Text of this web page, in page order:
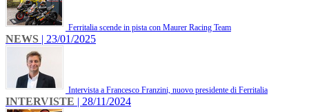
Ferritalia scende in pista con Maurer Racing Team
NEWS | 23/01/2025
Intervista a Francesco Franzini, nuovo presidente di Ferritalia
INTERVISTE | 28/11/2024